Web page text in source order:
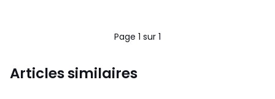
Page 1 sur 1
Articles similaires